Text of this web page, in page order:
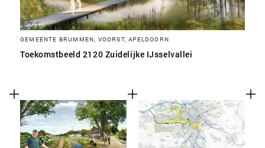
GEMEENTE BRUMMEN, VOORST, APELDOORN
Toekomstbeeld 2120 Zuidelijke IJsselvallei